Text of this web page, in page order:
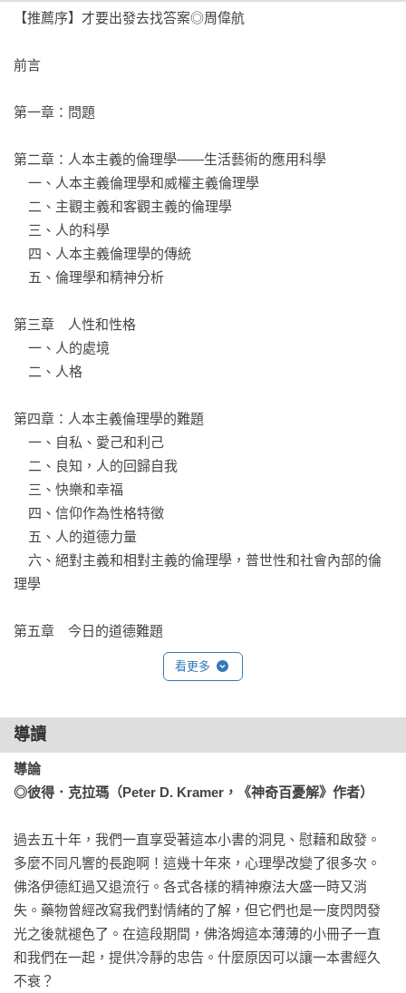
【推薦序】才要出發去找答案◎周偉航
前言
第一章：問題
第二章：人本主義的倫理學——生活藝術的應用科學
第三章　人性和性格
第四章：人本主義倫理學的難題
理學
第五章　今日的道德難題
看更多
導讀
導論
◎彼得．克拉瑪（Peter D. Kramer，《神奇百憂解》作者）
過去五十年，我們一直享受著這本小書的洞見、慰藉和啟發。
多麼不同凡響的長跑啊！這幾十年來，心理學改變了很多次。
佛洛伊德紅過又退流行。各式各樣的精神療法大盛一時又消
失。藥物曾經改寫我們對情緒的了解，但它們也是一度閃閃發
光之後就褪色了。在這段期間，佛洛姆這本薄薄的小冊子一直
和我們在一起，提供冷靜的忠告。什麼原因可以讓一本書經久
不衰？